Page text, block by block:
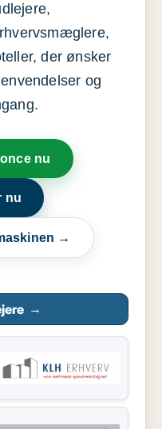
der ønsker
og
nu
nu
→
→